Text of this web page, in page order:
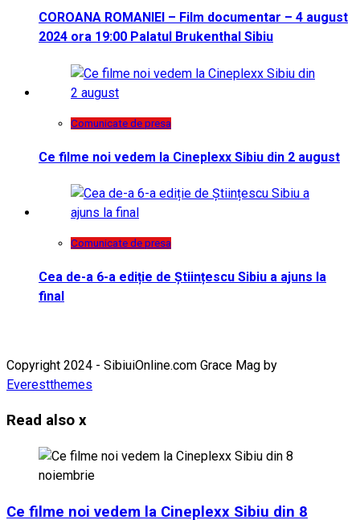
COROANA ROMANIEI – Film documentar – 4 august
2024 ora 19:00 Palatul Brukenthal Sibiu
Comunicate de presa
Ce filme noi vedem la Cineplexx Sibiu din 2 august
Comunicate de presa
Cea de-a 6-a ediție de Științescu Sibiu a ajuns la
final
Copyright 2024 - SibiuiOnline.com Grace Mag by
Everestthemes
Read also x
Ce filme noi vedem la Cineplexx Sibiu din 8